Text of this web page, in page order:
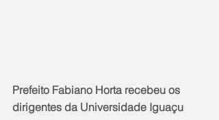
Prefeito Fabiano Horta recebeu os
dirigentes da Universidade Iguaçu